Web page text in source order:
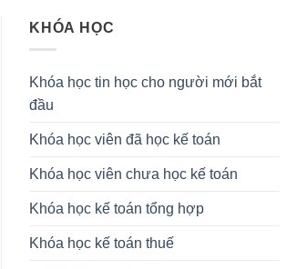
KHÓA HỌC
Khóa học tin học cho người mới bắt
đầu
Khóa học viên đã học kế toán
Khóa học viên chưa học kế toán
Khóa học kế toán tổng hợp
Khóa học kế toán thuế